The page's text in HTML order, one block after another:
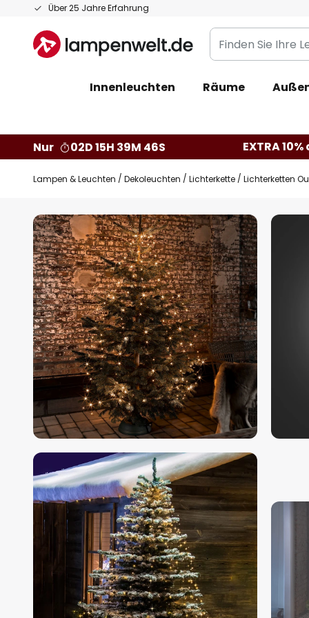
Über 25 Jahre Erfahrung
Zum
springen
Finden
Sie
Leuchte...
Innenleuchten Räume
Nur 02D 15H 39M 45S EXTRA
Lampen & Leuchten Dekoleuchten Lichterkette Lichterketten
Zum
Ende
der
Bildgalerie
springen